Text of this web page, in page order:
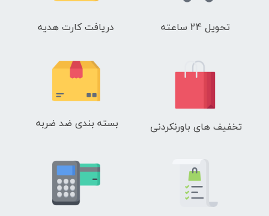
تحویل 24 ساعته دریافت کارت هدیه
تخفیف های باورنکردنی بسته بندی ضد ضربه